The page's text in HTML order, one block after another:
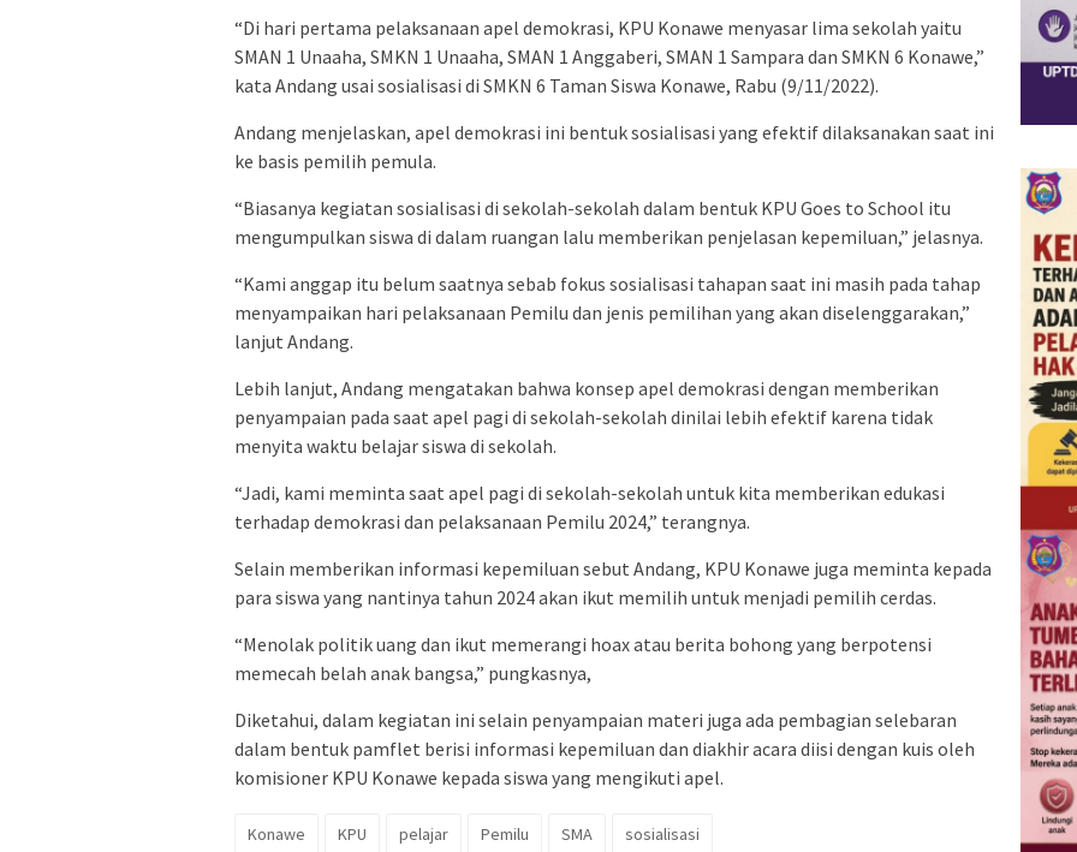
“Di hari pertama pelaksanaan apel demokrasi, KPU Konawe menyasar lima sekolah yaitu
SMAN 1 Unaaha, SMKN 1 Unaaha, SMAN 1 Anggaberi, SMAN 1 Sampara dan SMKN 6 Konawe,”
kata Andang usai sosialisasi di SMKN 6 Taman Siswa Konawe, Rabu (9/11/2022).
Andang menjelaskan, apel demokrasi ini bentuk sosialisasi yang efektif dilaksanakan saat ini
ke basis pemilih pemula.
“Biasanya kegiatan sosialisasi di sekolah-sekolah dalam bentuk KPU Goes to School itu
mengumpulkan siswa di dalam ruangan lalu memberikan penjelasan kepemiluan,” jelasnya.
“Kami anggap itu belum saatnya sebab fokus sosialisasi tahapan saat ini masih pada tahap
menyampaikan hari pelaksanaan Pemilu dan jenis pemilihan yang akan diselenggarakan,”
lanjut Andang.
Lebih lanjut, Andang mengatakan bahwa konsep apel demokrasi dengan memberikan
penyampaian pada saat apel pagi di sekolah-sekolah dinilai lebih efektif karena tidak
menyita waktu belajar siswa di sekolah.
“Jadi, kami meminta saat apel pagi di sekolah-sekolah untuk kita memberikan edukasi
terhadap demokrasi dan pelaksanaan Pemilu 2024,” terangnya.
Selain memberikan informasi kepemiluan sebut Andang, KPU Konawe juga meminta kepada
para siswa yang nantinya tahun 2024 akan ikut memilih untuk menjadi pemilih cerdas.
“Menolak politik uang dan ikut memerangi hoax atau berita bohong yang berpotensi
memecah belah anak bangsa,” pungkasnya,
Diketahui, dalam kegiatan ini selain penyampaian materi juga ada pembagian selebaran
dalam bentuk pamflet berisi informasi kepemiluan dan diakhir acara diisi dengan kuis oleh
komisioner KPU Konawe kepada siswa yang mengikuti apel.
Konawe KPU pelajar Pemilu SMA sosialisasi